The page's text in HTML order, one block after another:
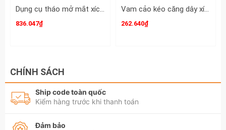
Dụng cụ tháo mở mắt xích cảo mắt sên Kingtony 60-100mm model 3214-60
836.047₫
Vam cảo kéo căng dây xích sên xe gắn máy độ mở 100-200mm Wetools WT-HY-1072
262.640₫
CHÍNH SÁCH
Ship code toàn quốc
Kiểm hàng trước khi thanh toán
Đảm bảo